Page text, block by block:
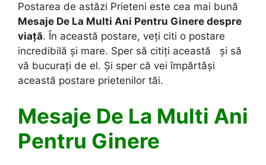
Postarea de astăzi Prieteni este cea mai bună
Mesaje De La Multi Ani Pentru Ginere despre
viață. În această postare, veți citi o postare
incredibilă și mare. Sper să citiți această și să
vă bucurați de el. Și sper că vei împărtăși
această postare prietenilor tăi.
Mesaje De La Multi Ani
Pentru Ginere